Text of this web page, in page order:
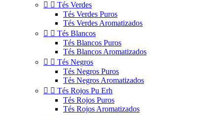
  Tés Verdes
Tés Verdes Puros
Tés Verdes Aromatizados
  Tés Blancos
Tés Blancos Puros
Tés Blancos Aromatizados
  Tés Negros
Tés Negros Puros
Tés Negros Aromatizados
  Tés Rojos Pu Erh
Tés Rojos Puros
Tés Rojos Aromatizados